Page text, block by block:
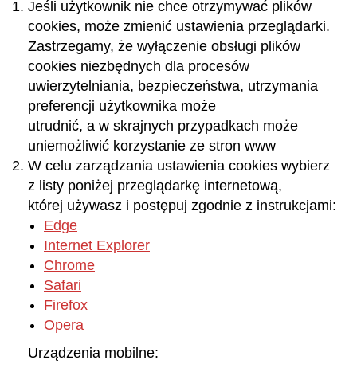
Jeśli użytkownik nie chce otrzymywać plików
cookies, może zmienić ustawienia przeglądarki.
Zastrzegamy, że wyłączenie obsługi plików
cookies niezbędnych dla procesów
uwierzytelniania, bezpieczeństwa, utrzymania
preferencji użytkownika może
utrudnić, a w skrajnych przypadkach może
uniemożliwić korzystanie ze stron www
W celu zarządzania ustawienia cookies wybierz
z listy poniżej przeglądarkę internetową,
której używasz i postępuj zgodnie z instrukcjami:
Edge
Internet Explorer
Chrome
Safari
Firefox
Opera
Urządzenia mobilne: